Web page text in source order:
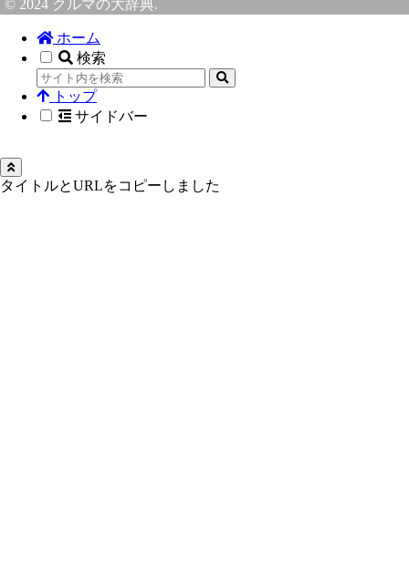
© 2024 クルマの大辞典.
ホーム
検索
トップ
サイドバー
タイトルとURLをコピーしました